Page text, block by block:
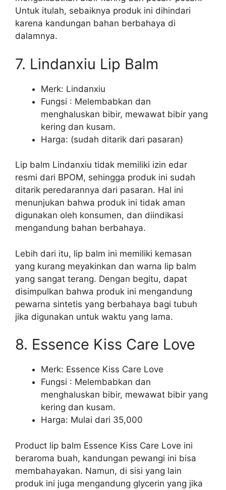
Untuk itulah, sebaiknya produk ini dihindari
karena kandungan bahan berbahaya di
dalamnya.
7. Lindanxiu Lip Balm
Merk: Lindanxiu
Fungsi : Melembabkan dan
menghaluskan bibir, mewawat bibir yang
kering dan kusam.
Harga: (sudah ditarik dari pasaran)
Lip balm Lindanxiu tidak memiliki izin edar
resmi dari BPOM, sehingga produk ini sudah
ditarik peredarannya dari pasaran. Hal ini
menunjukan bahwa produk ini tidak aman
digunakan oleh konsumen, dan diindikasi
mengandung bahan berbahaya.
Lebih dari itu, lip balm ini memiliki kemasan
yang kurang meyakinkan dan warna lip balm
yang sangat terang. Dengan begitu, dapat
disimpulkan bahwa produk ini mengandung
pewarna sintetis yang berbahaya bagi tubuh
jika digunakan untuk waktu yang lama.
8. Essence Kiss Care Love
Merk: Essence Kiss Care Love
Fungsi : Melembabkan dan
menghaluskan bibir, mewawat bibir yang
kering dan kusam.
Harga: Mulai dari 35,000
Product lip balm Essence Kiss Care Love ini
beraroma buah, kandungan pewangi ini bisa
membahayakan. Namun, di sisi yang lain
produk ini juga mengandung glycerin yang jika